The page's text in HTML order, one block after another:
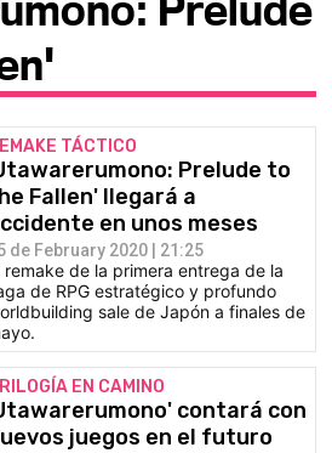
TÁCTICO
Prelude to
Fallen' llegará a
en unos meses
de February 2020 | 21:25
remake de la primera entrega de la
de RPG estratégico y profundo
sale de Japón a finales de
EN CAMINO
contará con
juegos en el futuro